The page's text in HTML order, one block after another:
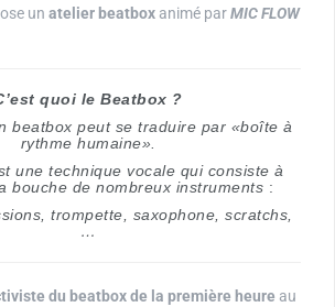
un atelier beatbox animé parMIC FLOW
quoi le Beatbox ?
beatbox peut se traduire par «boîte à
rythme humaine».
une technique vocale qui consiste à
bouche de nombreux instruments :
, trompette, saxophone, scratchs,
…
du beatbox de la première heure au